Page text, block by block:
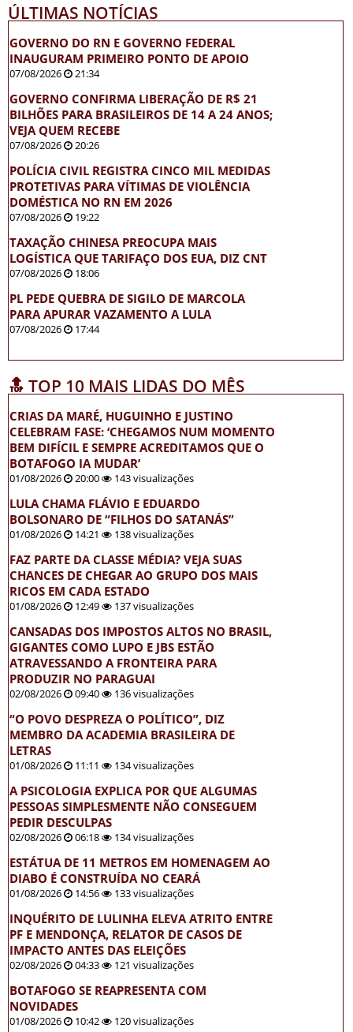
ÚLTIMAS NOTÍCIAS
GOVERNO DO RN E GOVERNO FEDERAL
INAUGURAM PRIMEIRO PONTO DE APOIO
07/08/2026 21:34
GOVERNO CONFIRMA LIBERAÇÃO DE R$ 21
BILHÕES PARA BRASILEIROS DE 14 A 24 ANOS;
VEJA QUEM RECEBE
07/08/2026 20:26
POLÍCIA CIVIL REGISTRA CINCO MIL MEDIDAS
PROTETIVAS PARA VÍTIMAS DE VIOLÊNCIA
DOMÉSTICA NO RN EM 2026
07/08/2026 19:22
TAXAÇÃO CHINESA PREOCUPA MAIS
LOGÍSTICA QUE TARIFAÇO DOS EUA, DIZ CNT
07/08/2026 18:06
PL PEDE QUEBRA DE SIGILO DE MARCOLA
PARA APURAR VAZAMENTO A LULA
07/08/2026 17:44
🔝 TOP 10 MAIS LIDAS DO MÊS
CRIAS DA MARÉ, HUGUINHO E JUSTINO
CELEBRAM FASE: ‘CHEGAMOS NUM MOMENTO
BEM DIFÍCIL E SEMPRE ACREDITAMOS QUE O
BOTAFOGO IA MUDAR’
01/08/2026 20:00 143 visualizações
LULA CHAMA FLÁVIO E EDUARDO
BOLSONARO DE “FILHOS DO SATANÁS”
01/08/2026 14:21 138 visualizações
FAZ PARTE DA CLASSE MÉDIA? VEJA SUAS
CHANCES DE CHEGAR AO GRUPO DOS MAIS
RICOS EM CADA ESTADO
01/08/2026 12:49 137 visualizações
CANSADAS DOS IMPOSTOS ALTOS NO BRASIL,
GIGANTES COMO LUPO E JBS ESTÃO
ATRAVESSANDO A FRONTEIRA PARA
PRODUZIR NO PARAGUAI
02/08/2026 09:40 136 visualizações
“O POVO DESPREZA O POLÍTICO”, DIZ
MEMBRO DA ACADEMIA BRASILEIRA DE
LETRAS
01/08/2026 11:11 134 visualizações
A PSICOLOGIA EXPLICA POR QUE ALGUMAS
PESSOAS SIMPLESMENTE NÃO CONSEGUEM
PEDIR DESCULPAS
02/08/2026 06:18 134 visualizações
ESTÁTUA DE 11 METROS EM HOMENAGEM AO
DIABO É CONSTRUÍDA NO CEARÁ
01/08/2026 14:56 133 visualizações
INQUÉRITO DE LULINHA ELEVA ATRITO ENTRE
PF E MENDONÇA, RELATOR DE CASOS DE
IMPACTO ANTES DAS ELEIÇÕES
02/08/2026 04:33 121 visualizações
BOTAFOGO SE REAPRESENTA COM
NOVIDADES
01/08/2026 10:42 120 visualizações